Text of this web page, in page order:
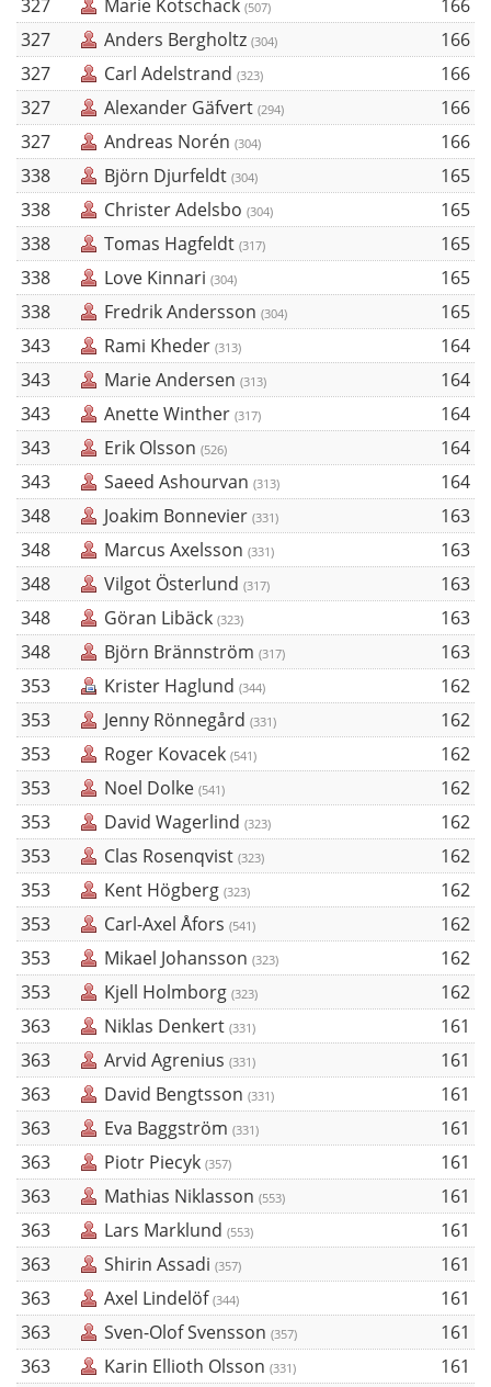
327 Marie Kotschack (507)
166
327
Anders Bergholtz (304)
166
327
Carl Adelstrand (323)
166
327
Alexander Gäfvert (294)
166
327
Andreas Norén (304)
166
338
Björn Djurfeldt (304)
165
338
Christer Adelsbo (304)
165
338
Tomas Hagfeldt (317)
165
338
Love Kinnari (304)
165
338
Fredrik Andersson (304)
165
343
Rami Kheder (313)
164
343
Marie Andersen (313)
164
343
Anette Winther (317)
164
343
Erik Olsson (526)
164
343
Saeed Ashourvan (313)
164
348
Joakim Bonnevier (331)
163
348
Marcus Axelsson (331)
163
348
Vilgot Österlund (317)
163
348
Göran Libäck (323)
163
348
Björn Brännström (317)
163
353
Krister Haglund (344)
162
353
Jenny Rönnegård (331)
162
353
Roger Kovacek (541)
162
353
Noel Dolke (541)
162
353
David Wagerlind (323)
162
353
Clas Rosenqvist (323)
162
353
Kent Högberg (323)
162
353
Carl-Axel Åfors (541)
162
353
Mikael Johansson (323)
162
353
Kjell Holmborg (323)
162
363
Niklas Denkert (331)
161
363
Arvid Agrenius (331)
161
363
David Bengtsson (331)
161
363
Eva Baggström (331)
161
363
Piotr Piecyk (357)
161
363
Mathias Niklasson (553)
161
363
Lars Marklund (553)
161
363
Shirin Assadi (357)
161
363
Axel Lindelöf (344)
161
363
Sven-Olof Svensson (357)
161
363
Karin Ellioth Olsson (331)
161